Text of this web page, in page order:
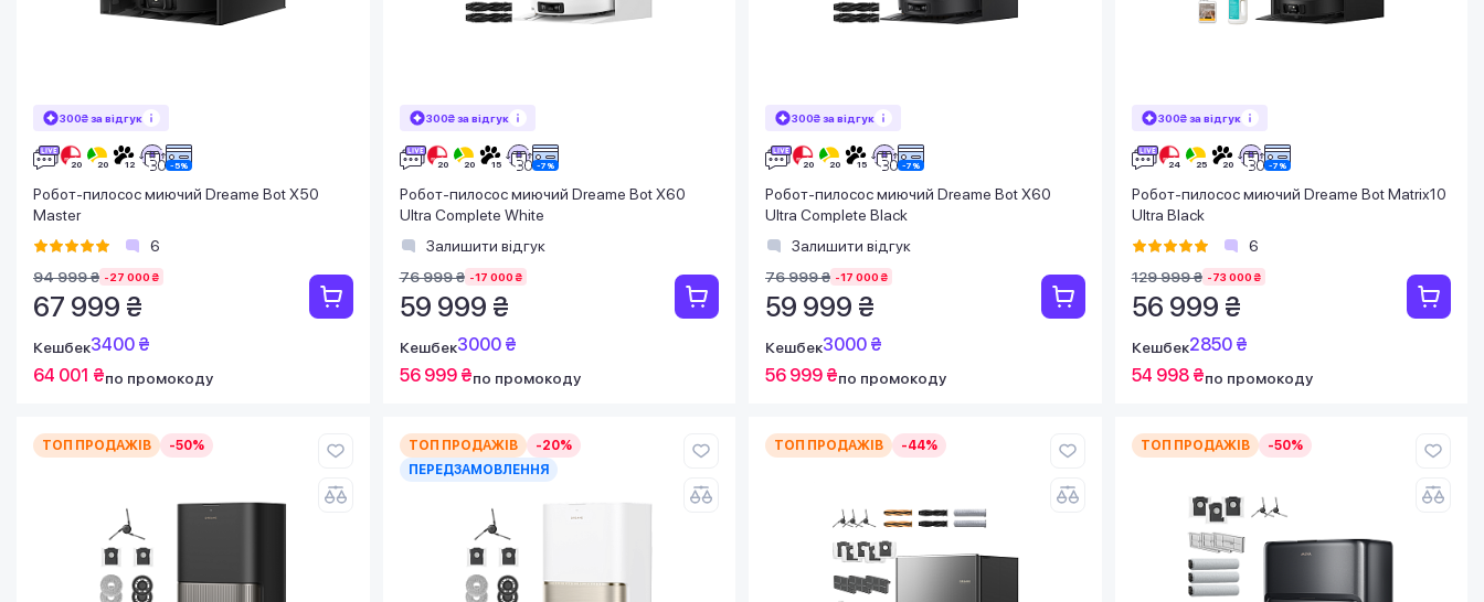
300₴ за відгук
Робот-пилосос миючий Dreame Bot X50
Master
6
94 999 ₴ -27 000 ₴
67 999 ₴
Кешбек3400 ₴
64 001 ₴по промокоду
300₴ за відгук
Робот-пилосос миючий Dreame Bot X60
Ultra Complete White
Залишити відгук
76 999 ₴ -17 000 ₴
59 999 ₴
Кешбек3000 ₴
56 999 ₴по промокоду
300₴ за відгук
Робот-пилосос миючий Dreame Bot X60
Ultra Complete Black
Залишити відгук
76 999 ₴ -17 000 ₴
59 999 ₴
Кешбек3000 ₴
56 999 ₴по промокоду
300₴ за відгук
Робот-пилосос миючий Dreame Bot Matrix10
Ultra Black
6
129 999 ₴ -73 000 ₴
56 999 ₴
Кешбек2850 ₴
54 998 ₴по промокоду
ТОП ПРОДАЖІВ -50% ТОП ПРОДАЖІВ
-20%
ПЕРЕДЗАМОВЛЕННЯ
ТОП ПРОДАЖІВ -44% ТОП ПРОДАЖІВ -50%